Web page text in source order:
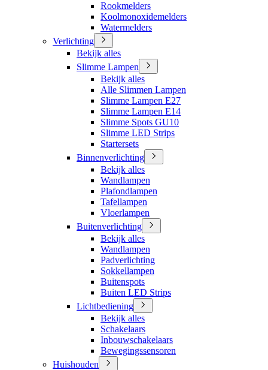
Rookmelders
Koolmonoxidemelders
Watermelders
Verlichting
Bekijk alles
Slimme Lampen
Bekijk alles
Alle Slimmen Lampen
Slimme Lampen E27
Slimme Lampen E14
Slimme Spots GU10
Slimme LED Strips
Startersets
Binnenverlichting
Bekijk alles
Wandlampen
Plafondlampen
Tafellampen
Vloerlampen
Buitenverlichting
Bekijk alles
Wandlampen
Padverlichting
Sokkellampen
Buitenspots
Buiten LED Strips
Lichtbediening
Bekijk alles
Schakelaars
Inbouwschakelaars
Bewegingssensoren
Huishouden